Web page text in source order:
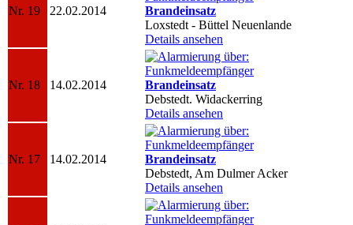
Nr. 19 22.02.2014
Brandeinsatz
Loxstedt - Büttel Neuenlande
Details ansehen
Nr. 18 14.02.2014
Brandeinsatz
Debstedt. Widackerring
Details ansehen
Nr. 17 14.02.2014
Brandeinsatz
Debstedt, Am Dulmer Acker
Details ansehen